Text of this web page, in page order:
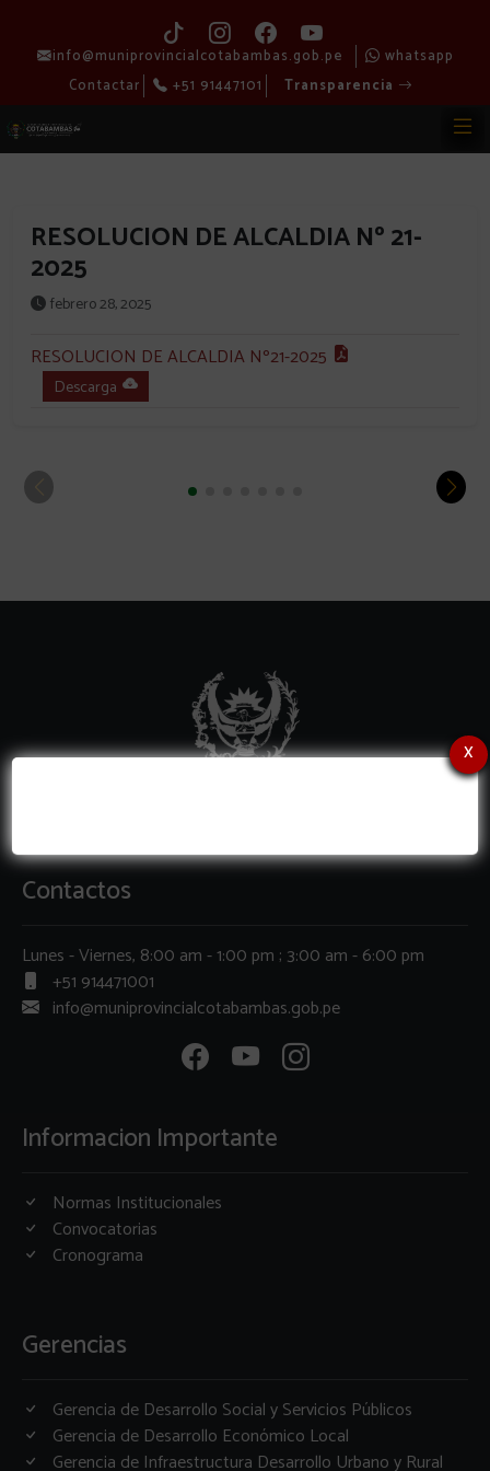
info@muniprovincialcotabambas.gob.pe
whatsapp
Contactar
+51 91447101 Transparencia
RESOLUCION DE ALCALDIA Nº 21-
2025
febrero 28, 2025
RESOLUCION DE ALCALDIA Nº21-2025
Descarga
x
Contactos
Lunes - Viernes, 8:00 am - 1:00 pm ; 3:00 am - 6:00 pm
+51 914471001
info@muniprovincialcotabambas.gob.pe
Informacion Importante
Normas Institucionales
Convocatorias
Cronograma
Gerencias
Gerencia de Desarrollo Social y Servicios Públicos
Gerencia de Desarrollo Económico Local
Gerencia de Infraestructura Desarrollo Urbano y Rural